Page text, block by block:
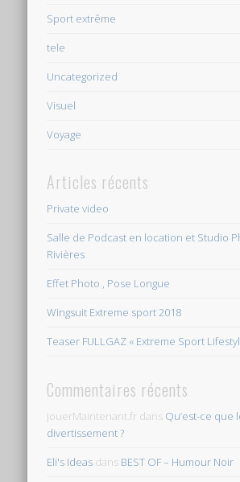
Sport extrême
tele
Uncategorized
Visuel
Voyage
Articles récents
Private video
Salle de Podcast en location et Studio
Rivières
Effet Photo , Pose Longue
Wingsuit Extreme sport 2018
Teaser FULLGAZ « Extreme Sport
Commentaires récents
JouerMaintenant.fr dans Qu’est-ce que
divertissement ?
Eli's Ideas dans BEST OF – Humour Noir